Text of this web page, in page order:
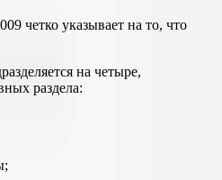
четко указывает на то, что
на четыре,
раздела: